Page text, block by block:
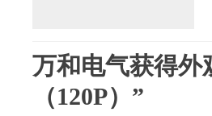
万和电气获得外
（120P）”